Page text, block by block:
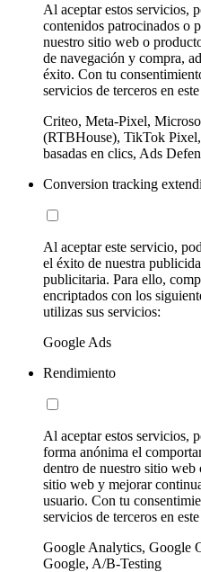
Al aceptar estos servicios,
contenidos patrocinados o
nuestro sitio web o
de navegación y compra,
éxito. Con tu
servicios de terceros en
Criteo, Meta-Pixel,
(RTBHouse), TikTok
basadas en clics, Ads
Conversion tracking
Al aceptar este servicio,
el éxito de nuestra
publicitaria. Para ello,
encriptados con los
utilizas sus servicios:
Google Ads
Rendimiento
Al aceptar estos servicios,
forma anónima el
dentro de nuestro sitio
sitio web y mejorar
usuario. Con tu
servicios de terceros en
Google Analytics, Google
Google, A/B-Testing